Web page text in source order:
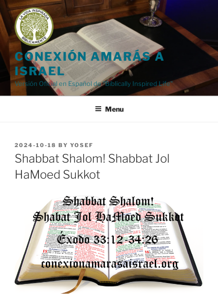
Skip
to
content
CONEXIÓN AMARÁS A
ISRAEL
Versión Oficial en Español de "Biblically Inspired Life"
Menu
POSTED
ON
2024-10-18 BY YOSEF
Shabbat Shalom! Shabbat Jol
HaMoed Sukkot